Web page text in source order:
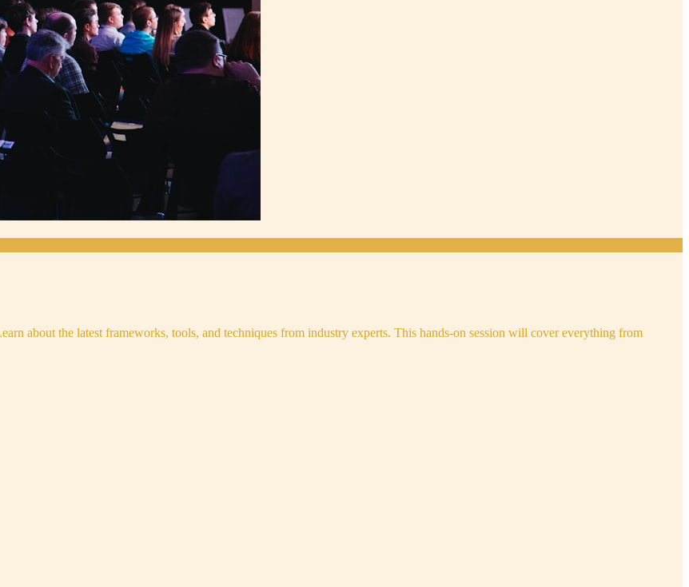
about the latest frameworks, tools, and techniques from industry experts. This hands-on session will cover everything from